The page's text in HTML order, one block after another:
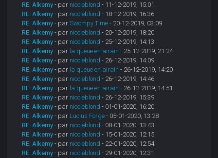
RE: Alkemy - par nicoleblond - 11-12-2019, 15:01
RE: Alkemy - par nicoleblond - 18-12-2019, 16:36
RE: Alkemy - parSwompy Time - 20-12-2019, 03:09
RE: Alkemy - par nicoleblond - 20-12-2019, 18:20
RE: Alkemy - par nicoleblond - 25-12-2019, 14:13
RE: Alkemy - par la queue en airain - 25-12-2019, 21:24
RE: Alkemy - par nicoleblond - 26-12-2019, 14:09
RE: Alkemy - par la queue en airain - 26-12-2019, 14:20
RE: Alkemy - par nicoleblond - 26-12-2019, 14:46
RE: Alkemy - par la queue en airain - 26-12-2019, 14:51
RE: Alkemy - par nicoleblond - 26-12-2019, 15:39
RE: Alkemy - par nicoleblond - 01-01-2020, 16:20
RE: Alkemy - par Lucius Forge - 05-01-2020, 13:28
RE: Alkemy - par nicoleblond - 08-01-2020, 13:43
RE: Alkemy - par nicoleblond - 15-01-2020, 12:15
RE: Alkemy - par nicoleblond - 22-01-2020, 12:54
RE: Alkemy - par nicoleblond - 29-01-2020, 12:31